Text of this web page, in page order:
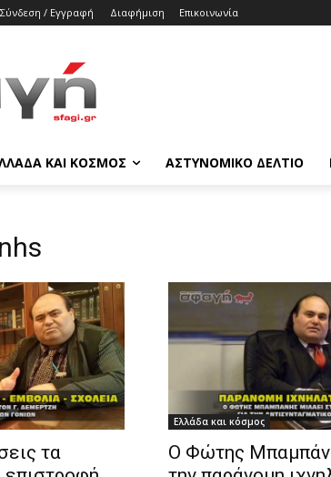
Σύνδεση / Εγγραφή Διαφήμιση Επικοινωνία
ΚΑΙ ΚΟΣΜΟΣ ΑΣΤΥΝΟΜΙΚΟ ΔΕΛΤΙΟ
τα
Ελλάδα και κόσμος
Ο Φώτης